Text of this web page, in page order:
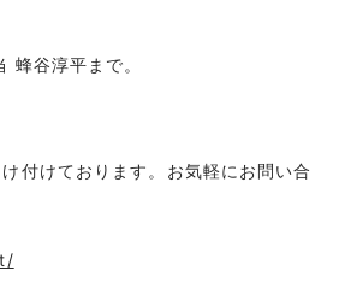
蜂谷淳平まで。
付けております。お気軽にお問い合